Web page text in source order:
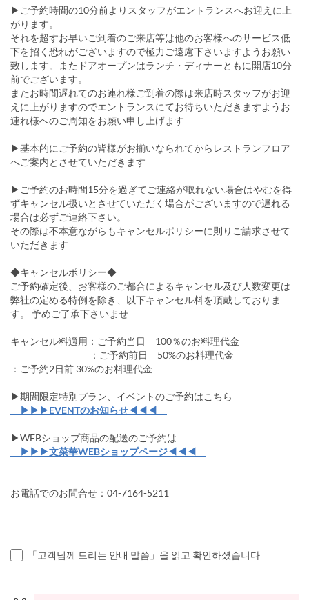
▶︎ご予約時間の10分前よりスタッフがエントランスへお迎えに上
がります。
それを超すお早いご到着のご来店等は他のお客様へのサービス低
下を招く恐れがございますので極力ご遠慮下さいますようお願い
致します。またドアオープンはランチ・ディナーともに開店10分
前でございます。
またお時間遅れてのお連れ様ご到着の際は来店時スタッフがお迎
えに上がりますのでエントランスにてお待ちいただきますようお
連れ様へのご周知をお願い申し上げます
▶︎基本的にご予約の皆様がお揃いなられてからレストランフロア
へご案内とさせていただきます
▶ご予約のお時間15分を過ぎてご連絡が取れない場合はやむを得
ずキャンセル扱いとさせていただく場合がございますので遅れる
場合は必ずご連絡下さい。
その際は不本意ながらもキャンセルポリシーに則りご請求させて
いただきます
◆キャンセルポリシー◆
ご予約確定後、お客様のご都合によるキャンセル及び人数変更は
弊社の定める特例を除き、以下キャンセル料を頂戴しておりま
す。 予めご了承下さいませ
キャンセル料適用：ご予約当日 100％のお料理代金
：ご予約前日 50%のお料理代金
：ご予約2日前 30%のお料理代金
▶︎期間限定特別プラン、イベントのご予約はこちら
▶▶▶EVENTのお知らせ◀◀◀
▶︎WEBショップ商品の配送のご予約は
▶▶▶文菜華WEBショップページ◀◀◀
お電話でのお問合せ：04-7164-5211
「고객님께 드리는 안내 말씀」을 읽고 확인하셨습니다